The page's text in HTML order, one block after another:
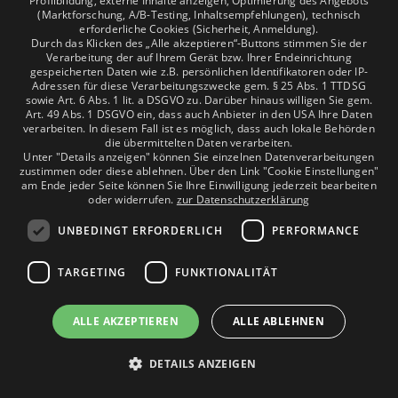
Mobbing in Institutionen: Wenn
Führungskräfte handeln
müssen
(Marktforschung, A/B-Testing, Inhaltsempfehlungen), technisch
erforderliche Cookies (Sicherheit, Anmeldung).
Durch das Klicken des „Alle akzeptieren“-Buttons stimmen Sie der
Verarbeitung der auf Ihrem Gerät bzw. Ihrer Endeinrichtung
gespeicherten Daten wie z.B. persönlichen Identifikatoren oder IP-
Adressen für diese Verarbeitungszwecke gem. § 25 Abs. 1 TTDSG
sowie Art. 6 Abs. 1 lit. a DSGVO zu. Darüber hinaus willigen Sie gem.
Art. 49 Abs. 1 DSGVO ein, dass auch Anbieter in den USA Ihre Daten
verarbeiten. In diesem Fall ist es möglich, dass auch lokale Behörden
die übermittelten Daten verarbeiten.
Unter "Details anzeigen" können Sie einzelnen Datenverarbeitungen
zustimmen oder diese ablehnen. Über den Link "Cookie Einstellungen"
am Ende jeder Seite können Sie Ihre Einwilligung jederzeit bearbeiten
oder widerrufen. zur Datenschutzerklärung
UNBEDINGT ERFORDERLICH PERFORMANCE
TARGETING FUNKTIONALITÄT
ALLE AKZEPTIEREN ALLE ABLEHNEN
DETAILS ANZEIGEN